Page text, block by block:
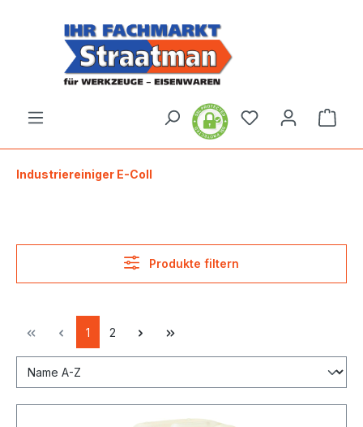
Industriereiniger E-Coll
Produkte filtern
1 2